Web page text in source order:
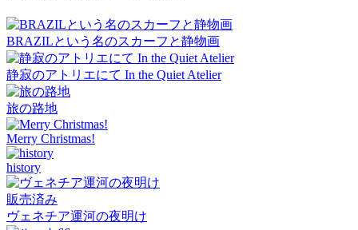
BRAZILという名のスカーフと静物画
静寂のアトリエにて In the Quiet Atelier
旅の路地
Merry Christmas!
history
販売済み
ヴェネチア運河の夜明け